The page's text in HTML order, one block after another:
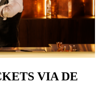
VIA DE